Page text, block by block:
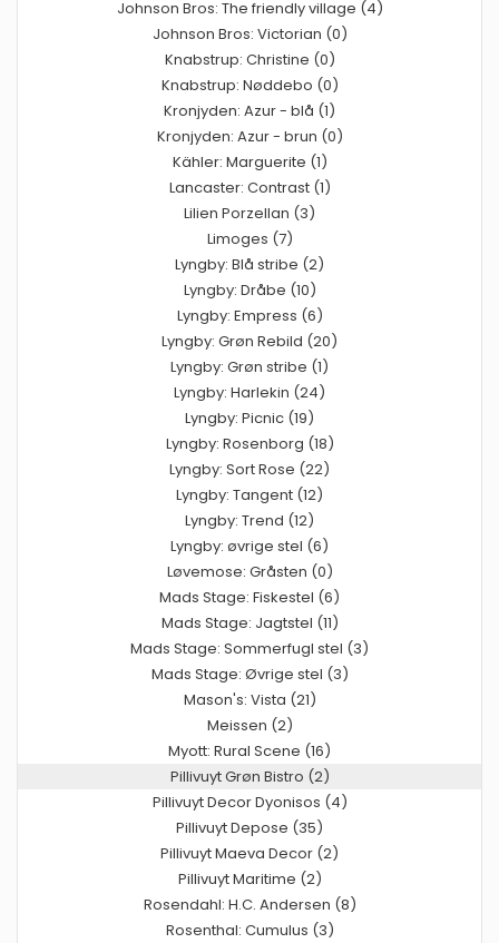
Johnson Bros: The friendly village (4)
Johnson Bros: Victorian (0)
Knabstrup: Christine (0)
Knabstrup: Nøddebo (0)
Kronjyden: Azur - blå (1)
Kronjyden: Azur - brun (0)
Kähler: Marguerite (1)
Lancaster: Contrast (1)
Lilien Porzellan (3)
Limoges (7)
Lyngby: Blå stribe (2)
Lyngby: Dråbe (10)
Lyngby: Empress (6)
Lyngby: Grøn Rebild (20)
Lyngby: Grøn stribe (1)
Lyngby: Harlekin (24)
Lyngby: Picnic (19)
Lyngby: Rosenborg (18)
Lyngby: Sort Rose (22)
Lyngby: Tangent (12)
Lyngby: Trend (12)
Lyngby: øvrige stel (6)
Løvemose: Gråsten (0)
Mads Stage: Fiskestel (6)
Mads Stage: Jagtstel (11)
Mads Stage: Sommerfugl stel (3)
Mads Stage: Øvrige stel (3)
Mason's: Vista (21)
Meissen (2)
Myott: Rural Scene (16)
Pillivuyt Grøn Bistro (2)
Pillivuyt Decor Dyonisos (4)
Pillivuyt Depose (35)
Pillivuyt Maeva Decor (2)
Pillivuyt Maritime (2)
Rosendahl: H.C. Andersen (8)
Rosenthal: Cumulus (3)